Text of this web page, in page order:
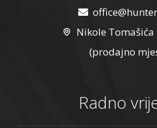
Nikole Tomašića
(prodajno
Radno